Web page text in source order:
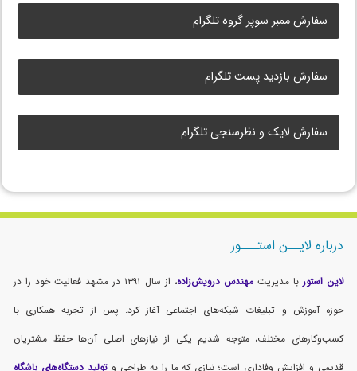
سفارش ممبر سوپر گروه تلگرام
سفارش بازدید پست تلگرام
سفارش لایک و نظرسنجی تلگرام